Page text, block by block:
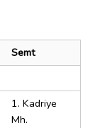
Semt
1. Kadriye
Mh.